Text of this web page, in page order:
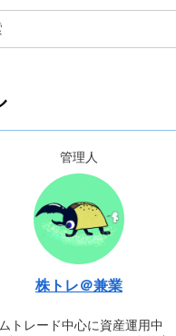
管理人
株トレ＠兼業
トレード中心に資産運用中